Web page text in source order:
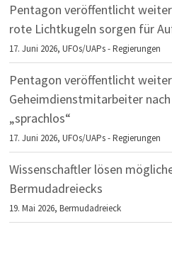
Pentagon veröffentlicht
rote Lichtkugeln sorgen für
17. Juni 2026,UFOs/UAPs - Regierungen
Pentagon veröffentlicht
Geheimdienstmitarbeiter
„sprachlos“
17. Juni 2026,UFOs/UAPs - Regierungen
Wissenschaftler lösen
Bermudadreiecks
19. Mai 2026,Bermudadreieck